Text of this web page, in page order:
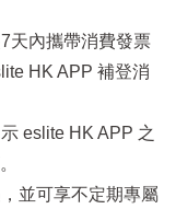
天內攜帶消費發票
HK APP 補登消
eslite HK APP 之
並可享不定期專屬